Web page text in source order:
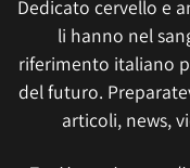
Dedicato cervello e
li hanno nel
riferimento italiano
del futuro.
articoli, news,